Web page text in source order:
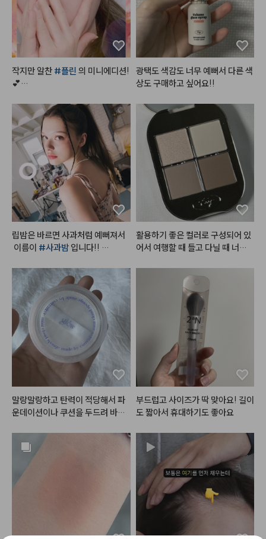
근데 이거 처음 써보고 극락을 느낀
게
씻을 때도 시원한데 씻고나서 차가
운 바람으로 말리면
두피 모공 까지 바람 타고 들어오는
손잡이가 없어서 아쉽진 않을까 했
는데, 오히려 손 안에 들어가서 더
좋음.
손잡이 있었으면 오히려 손잡이에
머리 더 엉켰을지도 모르겠다 싶은
괜히 기우쌤이 만든 제품이 아니겠
다 싶었음
작지만 알찬 #플린 의 미니에디션!
💕
디뮤어 아이섀도우 팔레트 02 #프
로즌샤벳
⠀
물광처럼 챠르르 떨어지는 시원한
핑크실버 펄,
상큼한 #살얼음핑크
계열 포인트
#흰끼낭낭 한 하얀핑크에 실버펄
콕콕,
붉은끼, 노란끼 쫘악뺀 그레이시한
음영컬러까지
제대로 여름쿨톤을 저격하는 구성
펄 없이는 깔끔하고 청순한 느낌인
데
펄 얹으면 발랄하고 사랑스러운 느
낌으로
메이크업을 연출하실 수 있어요!
그리고 다이브 워터 틴트 4호
#프
새끼 손가락 만한 미니미도 같이 들
어있어용!
안개낀듯한 차분한 뮤트핑크로
팔레트와도 찰떡궁합인 컬러!
블러셔로 사용해도 잘어울리죠?💕
#미니샤벳
우치도 가볍게,
메이크업도 시원상큼하게 연출해
#미니키트#
#워터틴트
광택도 색감도 너무 예뻐서 다른 색
상도 구매하고 싶어요!!
립밤은 바르면 사과처럼 예뻐져서
이름이 #사과밤 입니다!!
에 발라도 예쁘고, 베이스 하고 립
밤만 발라도 넘 예쁜컬러랍니다!!
영혼을 갈아 만든 사과밤🍎
활용하기 좋은 컬러로 구성되어 있
어서 여행할 때 들고 다닐 때 너무
무펄 하이라이터만 조금 노란기가
말랑말랑하고 탄력이 적당해서 파
운데이션이나 쿠션을 두드려 바를
에 닿는 촉감도 부드러워 자극 없이
밀착되는 느낌이라 메이크업이 훨
씬 자연스럽게 표현됩니다. 케이스
가 함께 들어 있어서 사용 후에도
위생적으로 보관할 수 있고, 가방
에 넣고 다니기에도 편해서 휴대성
이 좋아요. 크기도 여러 가지라 얼
굴 부위에 맞게 골라 사용할 수 있
는 점이 특히 마음에 들었습니다.
부드럽고 사이즈가 딱 맞아요! 길이
도 짧아서 휴대하기도 좋아요